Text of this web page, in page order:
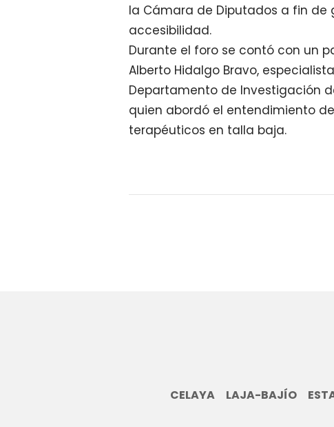
la Cámara de Diputados a fin de
accesibilidad.
Durante el foro se contó con un
Alberto Hidalgo Bravo,
Departamento de Investigación
quien abordó el entendimiento
terapéuticos en talla baja.
CELAYA LAJA-BAJÍO